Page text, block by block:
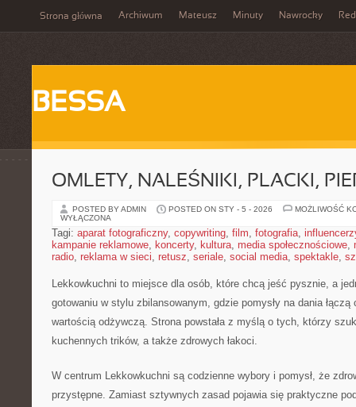
Strona główna Archiwum Mateusz Minuty Nawrocky
BESSA
OMLETY, NALEŚNIKI, PLACKI,
POSTED BY ADMIN POSTED ON STY - 5 - 2026
MOŻLIWOŚĆ
WYŁĄCZONA
Tagi: aparat fotograficzny, copywriting, film, fotografia,
kampanie reklamowe, koncerty, kultura, media społecznościowe,
radio, reklama w sieci, retusz, seriale, social media, spektakle,
Lekkowkuchni to miejsce dla osób, które chcą jeść pysznie, a
gotowaniu w stylu zbilansowanym, gdzie pomysły na dania łączą
wartością odżywczą. Strona powstała z myślą o tych, którzy
kuchennych trików, a także zdrowych łakoci.
W centrum Lekkowkuchni są codzienne wybory i pomysł, że
przystępne. Zamiast sztywnych zasad pojawia się praktyczne